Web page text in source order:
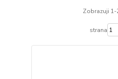
Zobrazuji 1-
strana